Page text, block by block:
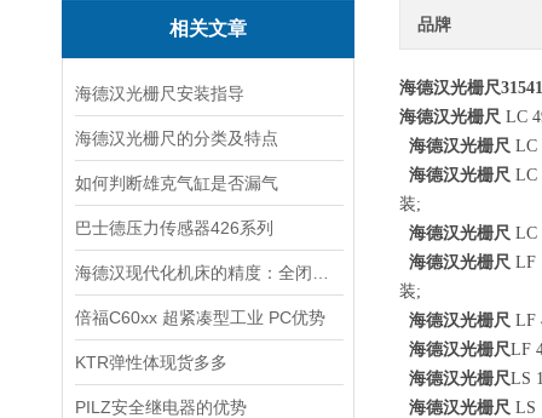
相关文章
海德汉光栅尺安装指导
海德汉光栅尺的分类及特点
如何判断雄克气缸是否漏气
巴士德压力传感器426系列
倍福C60xx 超紧凑型工业 PC优势
KTR弹性体现货多多
PILZ安全继电器的优势
品牌
海德汉光栅尺
海德汉光栅尺 LC
海德汉光栅尺 LC
海德汉光栅尺 LC
装;
海德汉光栅尺 LC
海德汉光栅尺 LF
装;
海德汉光栅尺 LF
海德汉光栅尺LF
海德汉光栅尺LS
海德汉光栅尺 LS